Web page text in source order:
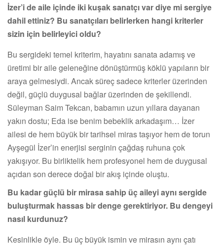
İzer’i de aile içinde iki kuşak sanatçı var diye mi sergiye
dahil ettiniz? Bu sanatçıları belirlerken hangi kriterler
sizin için belirleyici oldu?
Bu sergideki temel kriterim, hayatını sanata adamış ve
üretimi bir aile geleneğine dönüştürmüş köklü yapıların bir
araya gelmesiydi. Ancak süreç sadece kriterler üzerinden
değil, güçlü duygusal bağlar üzerinden de şekillendi.
Süleyman Saim Tekcan, babamın uzun yıllara dayanan
yakın dostu; Eda ise benim bebeklik arkadaşım… İzer
ailesi de hem büyük bir tarihsel miras taşıyor hem de torun
Ayşegül İzer’in enerjisi serginin çağdaş ruhuna çok
yakışıyor. Bu birliktelik hem profesyonel hem de duygusal
açıdan son derece doğal bir akış içinde oluştu.
Bu kadar güçlü bir mirasa sahip üç aileyi aynı sergide
buluşturmak hassas bir denge gerektiriyor. Bu dengeyi
nasıl kurdunuz?
Kesinlikle öyle. Bu üç büyük ismin ve mirasın aynı çatı